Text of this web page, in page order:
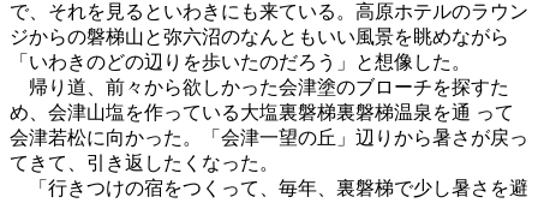
で、それを見るといわきにも来ている。高原ホテルのラウン
ジからの磐梯山と弥六沼のなんともいい風景を眺めながら
「いわきのどの辺りを歩いたのだろう」と想像した。
帰り道、前々から欲しかった会津塗のブローチを探すた
め、会津山塩を作っている大塩裏磐梯裏磐梯温泉を通 って
会津若松に向かった。「会津一望の丘」辺りから暑さが戻っ
てきて、引き返したくなった。
「行きつけの宿をつくって、毎年、裏磐梯で少し暑さを避